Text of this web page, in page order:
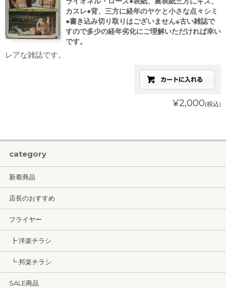
カスレ●背、三方に経年のヤケと小さな点々シミ
●書き込み切り取りはございません※古い雑誌で
すので多少の経年劣化にご理解いただければ幸い
です。
レアな雑誌です。
¥2,000(税込)
category
新着商品
店長のおすすめ
フライヤー
┣ 洋楽チラシ
┗ 邦楽チラシ
SALE商品